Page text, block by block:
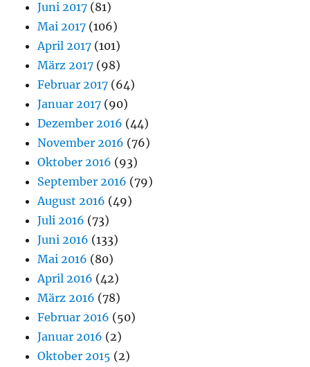
Juni 2017 (81)
Mai 2017 (106)
April 2017 (101)
März 2017 (98)
Februar 2017 (64)
Januar 2017 (90)
Dezember 2016 (44)
November 2016 (76)
Oktober 2016 (93)
September 2016 (79)
August 2016 (49)
Juli 2016 (73)
Juni 2016 (133)
Mai 2016 (80)
April 2016 (42)
März 2016 (78)
Februar 2016 (50)
Januar 2016 (2)
Oktober 2015 (2)